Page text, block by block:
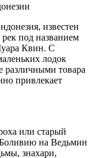
известен
под названием
Квин. С
лодок
различными товара
привлекает
или старый
на Ведьмин
знахари,